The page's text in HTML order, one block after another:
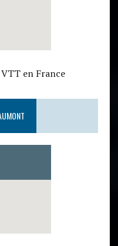
en France